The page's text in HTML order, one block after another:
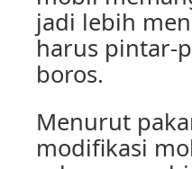
jadi lebih
harus pintar-
boros.
Menurut
modifikasi